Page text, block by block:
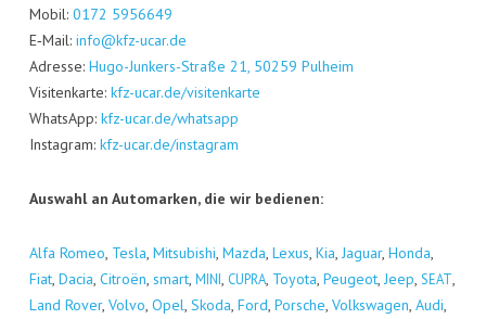
Mobil: 0172 5956649
E‑Mail: info@kfz-ucar.de
Adres­se: Hugo-Jun­kers-Stra­ße 21, 50259 Pul­heim
Visi­ten­kar­te: kfz-ucar.de/visitenkarte
Whats­App: kfz-ucar.de/whatsapp
Insta­gram: kfz-ucar.de/instagram
Aus­wahl an Auto­mar­ken, die wir bedienen:
Alfa Romeo, Tes­la, Mitsu­bi­shi, Maz­da, Lexus, Kia, Jagu­ar, Hon­da,
Fiat, Dacia, Citro­ën, smart, MINI, CUPRA, Toyo­ta, Peu­geot, Jeep, SEAT,
Land Rover, Vol­vo, Opel, Sko­da, Ford, Por­sche, Volks­wa­gen, Audi,